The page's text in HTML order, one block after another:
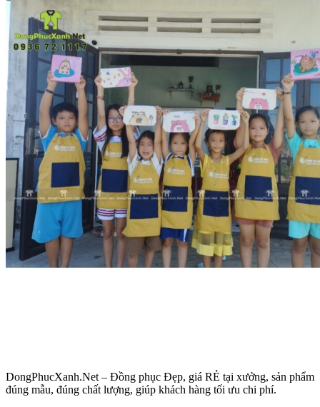
DongPhucXanh.Net – Đồng phục Đẹp, giá RẺ tại xưởng, sản phẩm
đúng mẫu, đúng chất lượng, giúp khách hàng tối ưu chi phí.